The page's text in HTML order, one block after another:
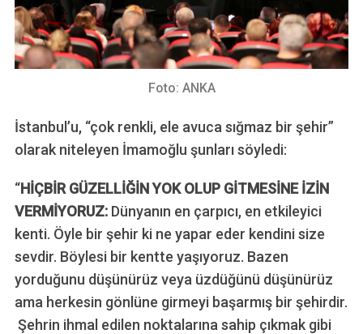
Foto: ANKA
İstanbul’u, “çok renkli, ele avuca sığmaz bir şehir”
olarak niteleyen İmamoğlu şunları söyledi:
“HİÇBİR GÜZELLİĞİN YOK OLUP GİTMESİNE İZİN
VERMİYORUZ: Dünyanın en çarpıcı, en etkileyici
kenti. Öyle bir şehir ki ne yapar eder kendini size
sevdir. Böylesi bir kentte yaşıyoruz. Bazen
yorduğunu düşünürüz veya üzdüğünü düşünürüz
ama herkesin gönlüne girmeyi başarmış bir şehirdir.
Şehrin ihmal edilen noktalarına sahip çıkmak gibi